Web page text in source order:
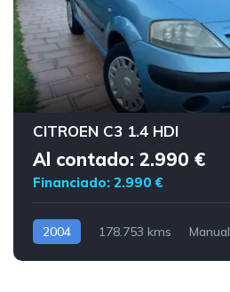
CITROEN C3 1.4 HDI
Al contado: 2.990 €
Financiado: 2.990 €
2004 178.753 kms Manual